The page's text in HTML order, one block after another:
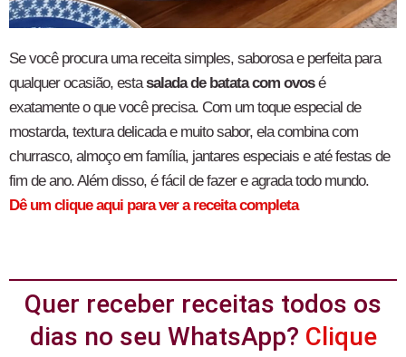
Se você procura uma receita simples, saborosa e perfeita para
qualquer ocasião, estasalada de batata com ovosé
exatamente o que você precisa. Com um toque especial de
mostarda, textura delicada e muito sabor, ela combina com
churrasco, almoço em família, jantares especiais e até festas de
fim de ano. Além disso, é fácil de fazer e agrada todo mundo.
Dê um clique aqui para ver a receita completa
Quer receber receitas todos os
dias no seu WhatsApp? Clique